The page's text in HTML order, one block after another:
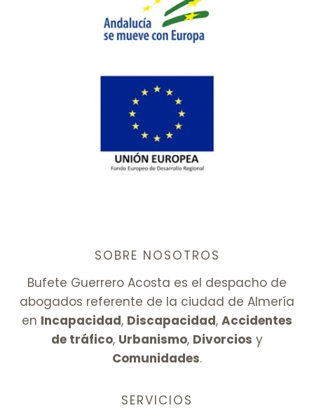
SOBRE NOSOTROS
Bufete Guerrero Acosta es el despacho de
abogados referente de la ciudad de Almería
en Incapacidad, Discapacidad, Accidentes
de tráfico, Urbanismo, Divorcios y
Comunidades.
SERVICIOS